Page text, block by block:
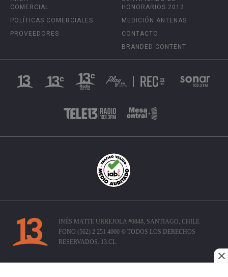
COMERCIAL
POLÍTICAS COMERCIALES
PROVEEDORES
HONORARIOS 2012
MEDICIÓN ANTENAS
CONTACTO
BRANDED CONTENT
INÉS MATTE URREJOLA #0848, SANTIAGO, CHILE
FONO (562) 2 251 4000 © TODOS LOS DERECHOS
RESERVADOS. 13.CL